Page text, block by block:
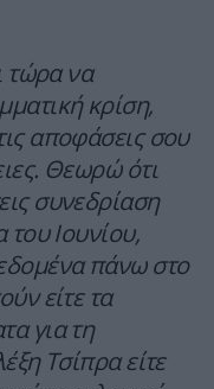
τώρα να
κρίση,
αποφάσεις σου
Θεωρώ ότι
συνεδρίαση
Ιουνίου,
πάνω στο
είτε τα
για τη
Τσίπρα είτε